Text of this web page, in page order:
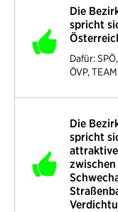
Die
spricht
Dafür:
ÖVP,
Die
spricht